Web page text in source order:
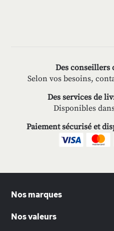
Des conseillers
Selon vos besoins,
Des services de
Disponibles
Paiement sécurisé et
Nos marques
Nos valeurs